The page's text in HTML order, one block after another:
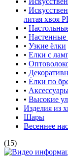
•
литая хвоя
•
• Настенные
• Узкие ёлки
• Елки с
•
•
• Ёлки по
•
• Высокие
Изделия из
Шары
Весеннее
(15)